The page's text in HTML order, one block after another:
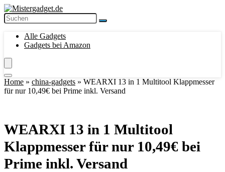
Alle Gadgets
Gadgets bei Amazon
Home » china-gadgets » WEARXI 13 in 1 Multitool Klappmesser
für nur 10,49€ bei Prime inkl. Versand
WEARXI 13 in 1 Multitool
Klappmesser für nur 10,49€ bei
Prime inkl. Versand